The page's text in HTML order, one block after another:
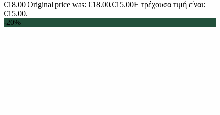
€18.00 Original price was: €18.00.€15.00Η τρέχουσα τιμή είναι:
€15.00.
-20%